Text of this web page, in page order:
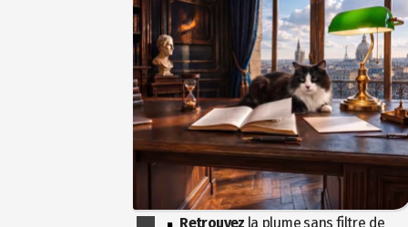
Retrouvez la plume sans filtre de